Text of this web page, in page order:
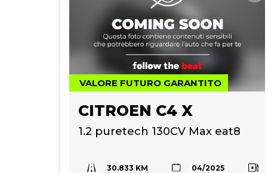
VALORE FUTURO GARANTITO
CITROEN C4 X
1.2 puretech 130CV Max eat8
30.833 KM 04/2025